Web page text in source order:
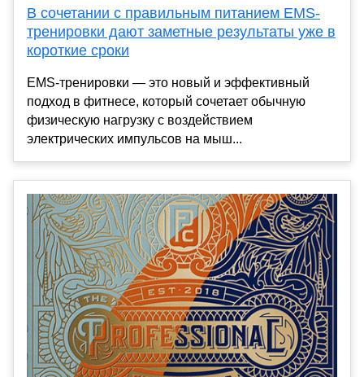
В сочетании с правильным питанием EMS-
тренировки дают заметные результаты уже в
короткие сроки
EMS-тренировки — это новый и эффективный
подход в фитнесе, который сочетает обычную
физическую нагрузку с воздействием
электрических импульсов на мыш...